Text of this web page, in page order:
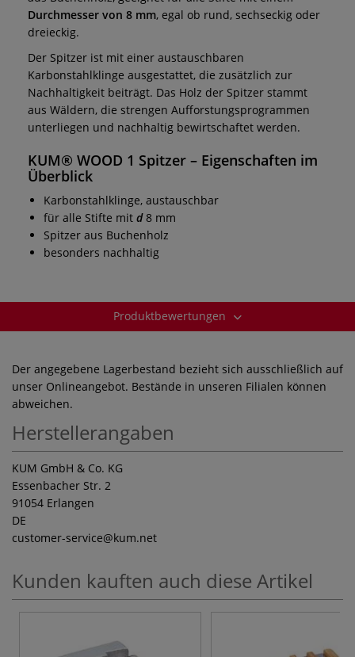
Durchmesser von 8 mm, egal ob rund, sechseckig oder
dreieckig.
Der Spitzer ist mit einer austauschbaren
Karbonstahlklinge ausgestattet, die zusätzlich zur
Nachhaltigkeit beiträgt. Das Holz der Spitzer stammt
aus Wäldern, die strengen Aufforstungsprogrammen
unterliegen und nachhaltig bewirtschaftet werden.
KUM® WOOD 1 Spitzer – Eigenschaften im
Überblick
Karbonstahlklinge, austauschbar
für alle Stifte mit d8 mm
Spitzer aus Buchenholz
besonders nachhaltig
Produktbewertungen
Der angegebene Lagerbestand bezieht sich ausschließlich auf
unser Onlineangebot. Bestände in unseren Filialen können
abweichen.
Herstellerangaben
KUM GmbH & Co. KG
Essenbacher Str. 2
91054 Erlangen
DE
customer-service@kum.net
Kunden kauften auch diese Artikel